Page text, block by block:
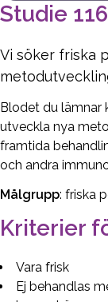
Studie
Vi söker friska
Blodet du
utveckla nya
framtida
och andra
Målgrupp: friska
Kriterier
Vara frisk
Ej behandlas